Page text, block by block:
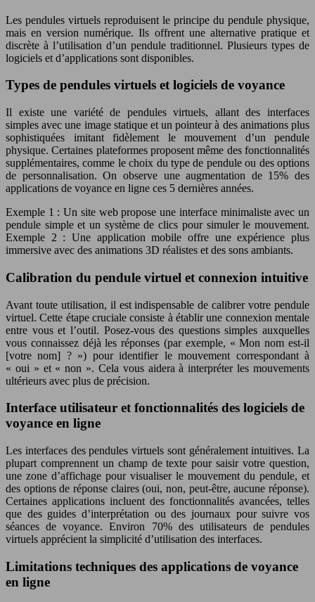
Les pendules virtuels reproduisent le principe du pendule physique,
mais en version numérique. Ils offrent une alternative pratique et
discrète à l’utilisation d’un pendule traditionnel. Plusieurs types de
logiciels et d’applications sont disponibles.
Types de pendules virtuels et logiciels de voyance
Il existe une variété de pendules virtuels, allant des interfaces
simples avec une image statique et un pointeur à des animations plus
sophistiquées imitant fidèlement le mouvement d’un pendule
physique. Certaines plateformes proposent même des fonctionnalités
supplémentaires, comme le choix du type de pendule ou des options
de personnalisation. On observe une augmentation de 15% des
applications de voyance en ligne ces 5 dernières années.
Exemple 1 : Un site web propose une interface minimaliste avec un
pendule simple et un système de clics pour simuler le mouvement.
Exemple 2 : Une application mobile offre une expérience plus
immersive avec des animations 3D réalistes et des sons ambiants.
Calibration du pendule virtuel et connexion intuitive
Avant toute utilisation, il est indispensable de calibrer votre pendule
virtuel. Cette étape cruciale consiste à établir une connexion mentale
entre vous et l’outil. Posez-vous des questions simples auxquelles
vous connaissez déjà les réponses (par exemple, « Mon nom est-il
[votre nom] ? ») pour identifier le mouvement correspondant à
« oui » et « non ». Cela vous aidera à interpréter les mouvements
ultérieurs avec plus de précision.
Interface utilisateur et fonctionnalités des logiciels de
voyance en ligne
Les interfaces des pendules virtuels sont généralement intuitives. La
plupart comprennent un champ de texte pour saisir votre question,
une zone d’affichage pour visualiser le mouvement du pendule, et
des options de réponse claires (oui, non, peut-être, aucune réponse).
Certaines applications incluent des fonctionnalités avancées, telles
que des guides d’interprétation ou des journaux pour suivre vos
séances de voyance. Environ 70% des utilisateurs de pendules
virtuels apprécient la simplicité d’utilisation des interfaces.
Limitations techniques des applications de voyance
en ligne